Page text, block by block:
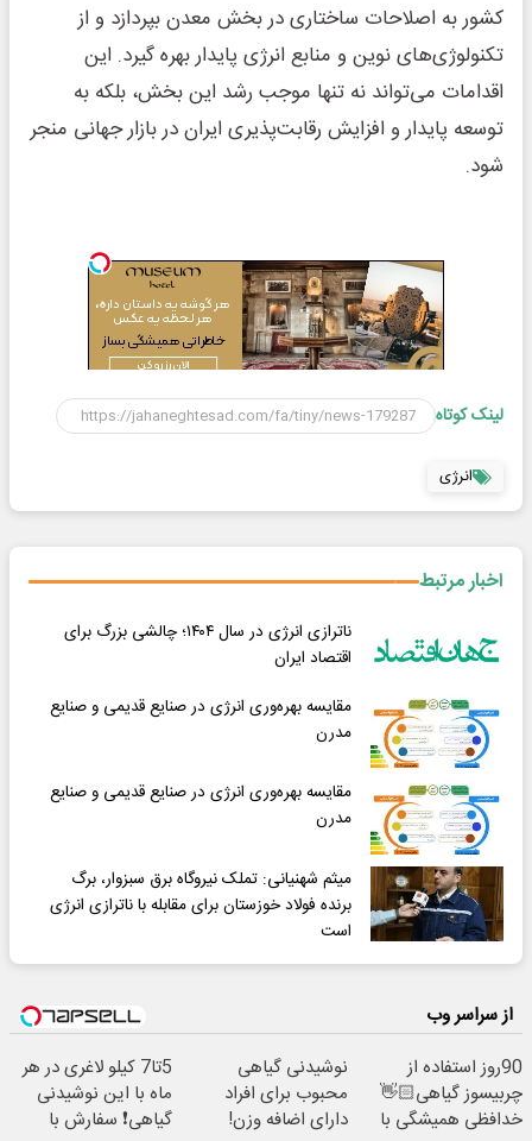
کشور به اصلاحات ساختاری در بخش معدن بپردازد و از
تکنولوژی‌های نوین و منابع انرژی پایدار بهره گیرد. این
اقدامات می‌تواند نه تنها موجب رشد این بخش، بلکه به
توسعه پایدار و افزایش رقابت‌پذیری ایران در بازار جهانی منجر
شود.
لینک کوتاه
انرژی
اخبار مرتبط
ناترازی انرژی در سال ۱۴۰۴؛ چالشی بزرگ برای
اقتصاد ایران
مقایسه بهره‌وری انرژی در صنایع قدیمی و صنایع
مدرن
مقایسه بهره‌وری انرژی در صنایع قدیمی و صنایع
مدرن
میثم شهنیانی: تملک نیروگاه برق سبزوار، برگ
برنده فولاد خوزستان برای مقابله با ناترازی انرژی
است
از سراسر وب
90روز استفاده از
چربیسوز گیاهی👋🏻
خدافظی همیشگی با
نوشیدنی گیاهی
محبوب برای افراد
دارای اضافه وزن!
5تا7 کیلو لاغری در هر
ماه با این نوشیدنی
گیاهی❗ سفارش با